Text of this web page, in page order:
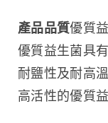
產品品質優質
優質益生菌具
耐鹽性及耐高溫
高活性的優質